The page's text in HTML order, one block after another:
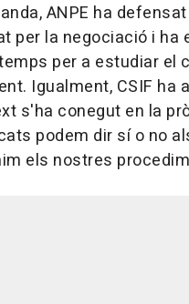
ANPE ha
per la negociació i ha
per a estudiar el
Igualment, CSIF ha
s'ha conegut en la
podem dir sí o no
els nostres